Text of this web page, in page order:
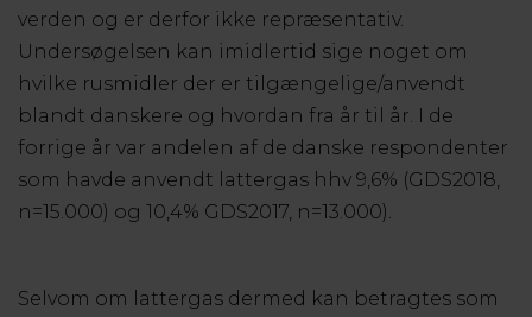
verden og er derfor ikke repræsentativ.
Undersøgelsen kan imidlertid sige noget om
hvilke rusmidler der er tilgængelige/anvendt
blandt danskere og hvordan fra år til år. I de
forrige år var andelen af de danske respondenter
som havde anvendt lattergas hhv 9,6% (GDS2018,
n=15.000) og 10,4% GDS2017, n=13.000).
Selvom om lattergas dermed kan betragtes som